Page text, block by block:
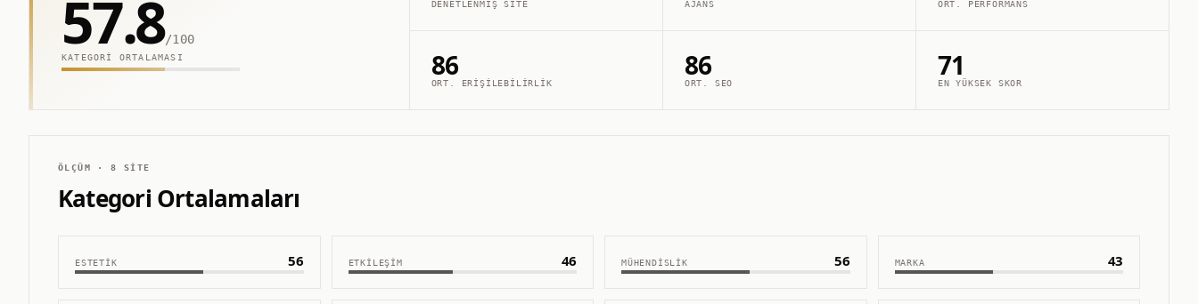
57.8/100
KATEGORI ORTALAMASI
DENETLENMIŞ SITE AJANS ORT. PERFORMANS
86
ORT. ERIŞILEBILIRLIK
86
ORT. SEO
71
EN YÜKSEK SKOR
ÖLÇÜM ·8 SITE
Kategori Ortalamaları
ESTETIK 56 ETKILEŞIM 46 MÜHENDISLIK 56 MARKA 43